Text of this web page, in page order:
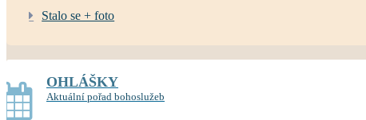
Stalo se + foto
OHLÁŠKY
Aktuální pořad bohoslužeb